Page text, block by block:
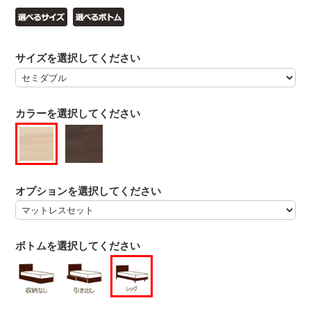
カラーを選択してください
サイズを選択してください
オプションを選択してください
ボトムを選択してください